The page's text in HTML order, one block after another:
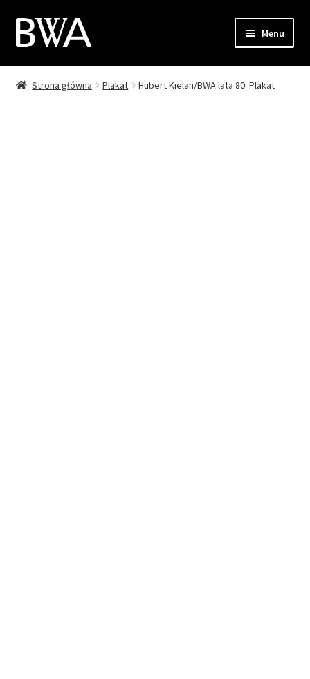
Przejdź
do
Przejdź
do
Menu
SklepStrona główna Plakat Hubert Kielan/BWA lata 80. Plakat